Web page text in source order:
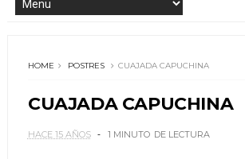
HOME POSTRES CUAJADA CAPUCHINA
CUAJADA CAPUCHINA
HACE 15 AÑOS 1 MINUTO DE LECTURA